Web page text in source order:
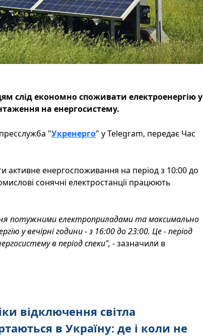
слід економно споживати електроенергію у
на енергосистему.
"Укренерго" у Telegram, передає Час
активне енергоспоживання на період з 10:00 до
сонячні електростанції працюють
потужними електроприладами та максимально
у вечірні години - з 16:00 до 23:00. Це - період
в період спеки", - зазначили в
відключення світла
в Україну: де і коли не